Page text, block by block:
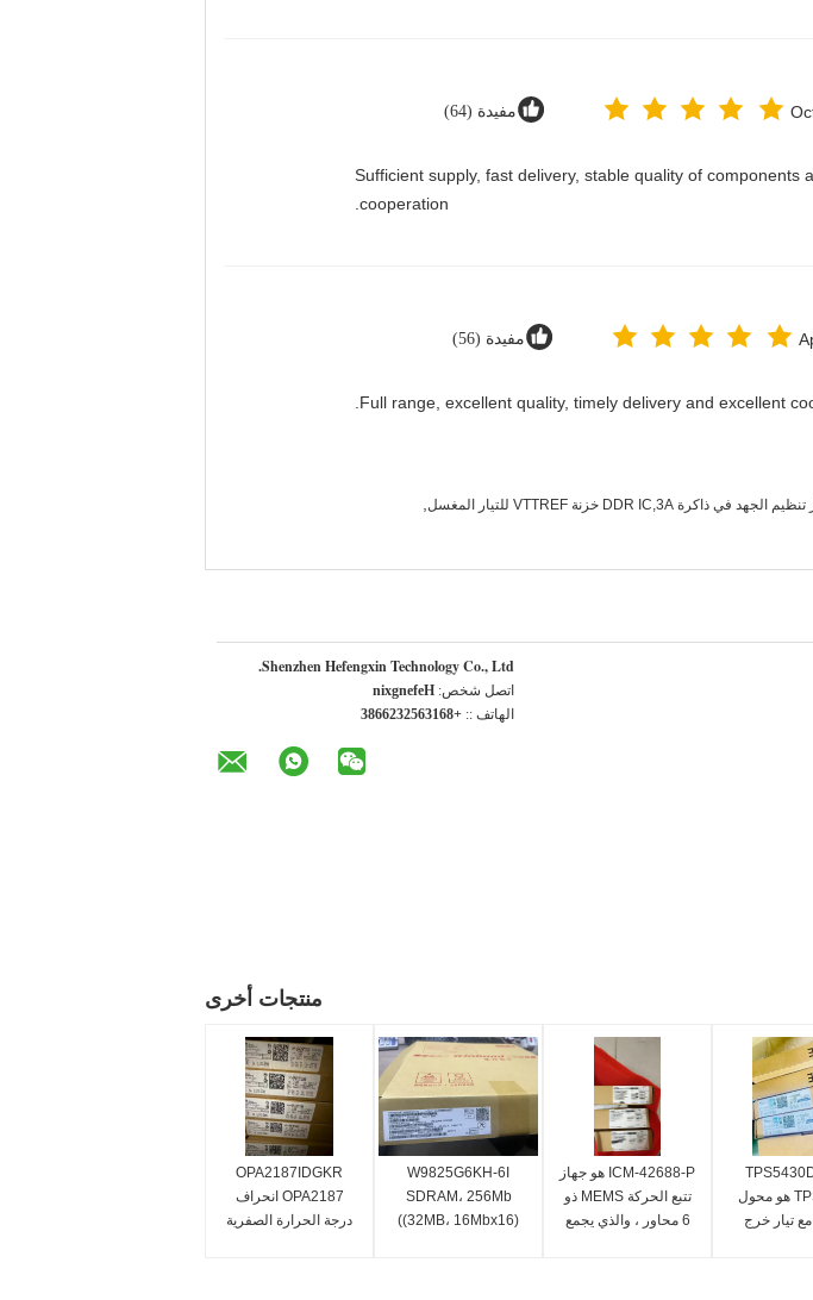
مفيدة (64)
Sufficient supply, fast delivery, stable quality of
cooperation.
مفيدة (56)
Full range, excellent quality, timely delivery and excellent
Shenzhen Hefengxin Technology Co., Ltd.
اتصل شخص: Hefengxin
الهاتف :: +8613652326683
منتجات أخرى
OPA2187IDGKR
OPA2187 انحراف
درجة الحرارة الصفرية
W9825G6KH-6I
SDRAM، 256Mb
((32MB، 16Mbx16)
ICM-42688-P هو جهاز
تتبع الحركة MEMS ذو
6 محاور ، والذي يجمع
TPS5430 هو محول
PWM مع تيار خرج